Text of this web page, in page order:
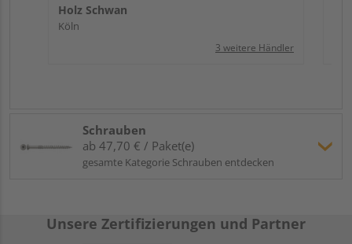
Holz Schwan
Köln
3 weitere Händler
Schrauben
ab 47,70 € / Paket(e)
gesamte Kategorie Schrauben entdecken
Unsere Zertifizierungen und Partner